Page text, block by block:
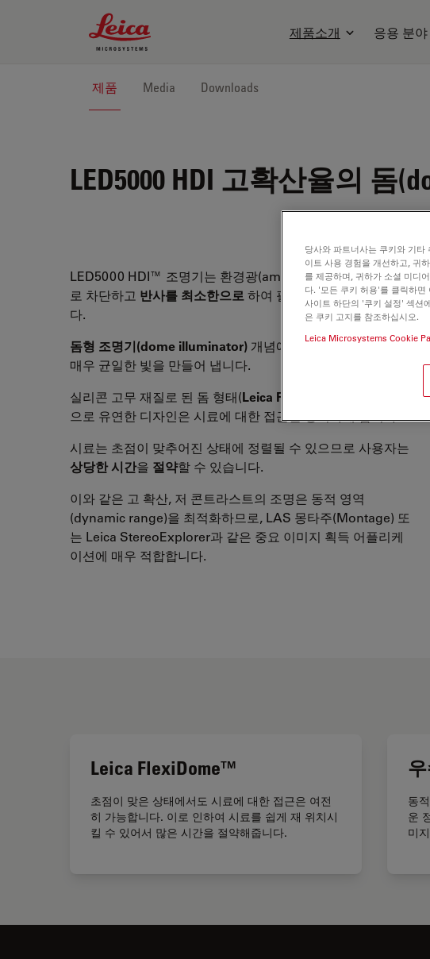
Leica Microsystems Logo
제품소개 응용 분야
제품 Media Downloads
LED5000 HDI 고확산율의 돔
LED5000 HDI™ 조명기는 환경광(ambient light)을 효과적으
로 차단하고 반사를 최소한으로 하여 필요한 표면을 비춥니
다.
돔형 조명기(dome illuminator) 개념에 기반하여 돔 형태로
매우 균일한 빛을 만들어 냅니다.
실리콘 고무 재질로 된 돔 형태(Leica FlexiDome
으로 유연한 디자인은 시료에 대한 접근을 용이하게 합니다.
시료는 초점이 맞추어진 상태에 정렬될 수 있으므로 사용자는
상당한 시간을 절약할 수 있습니다.
이와 같은 고 확산, 저 콘트라스트의 조명은 동적 영역
(dynamic range)을 최적화하므로, LAS 몽타주(Montage) 또
는 Leica StereoExplorer과 같은 중요 이미지 획득 어플리케
이션에 매우 적합합니다.
Leica FlexiDome™
초점이 맞은 상태에서도 시료에 대한 접근은 여전
히 가능합니다. 이로 인하여 시료를 쉽게 재 위치시
킬 수 있어서 많은 시간을 절약해줍니다.
동
운
미
당사와 파트너사는 쿠키와 기
이트 사용 경험을 개선하고, 귀
를 제공하며, 귀하가 소셜 미디
다. '모든 쿠키 허용'를 클릭하
사이트 하단의 '쿠키 설정' 섹션
은 쿠키 고지를 참조하십시오.
Leica Microsystems Cookie